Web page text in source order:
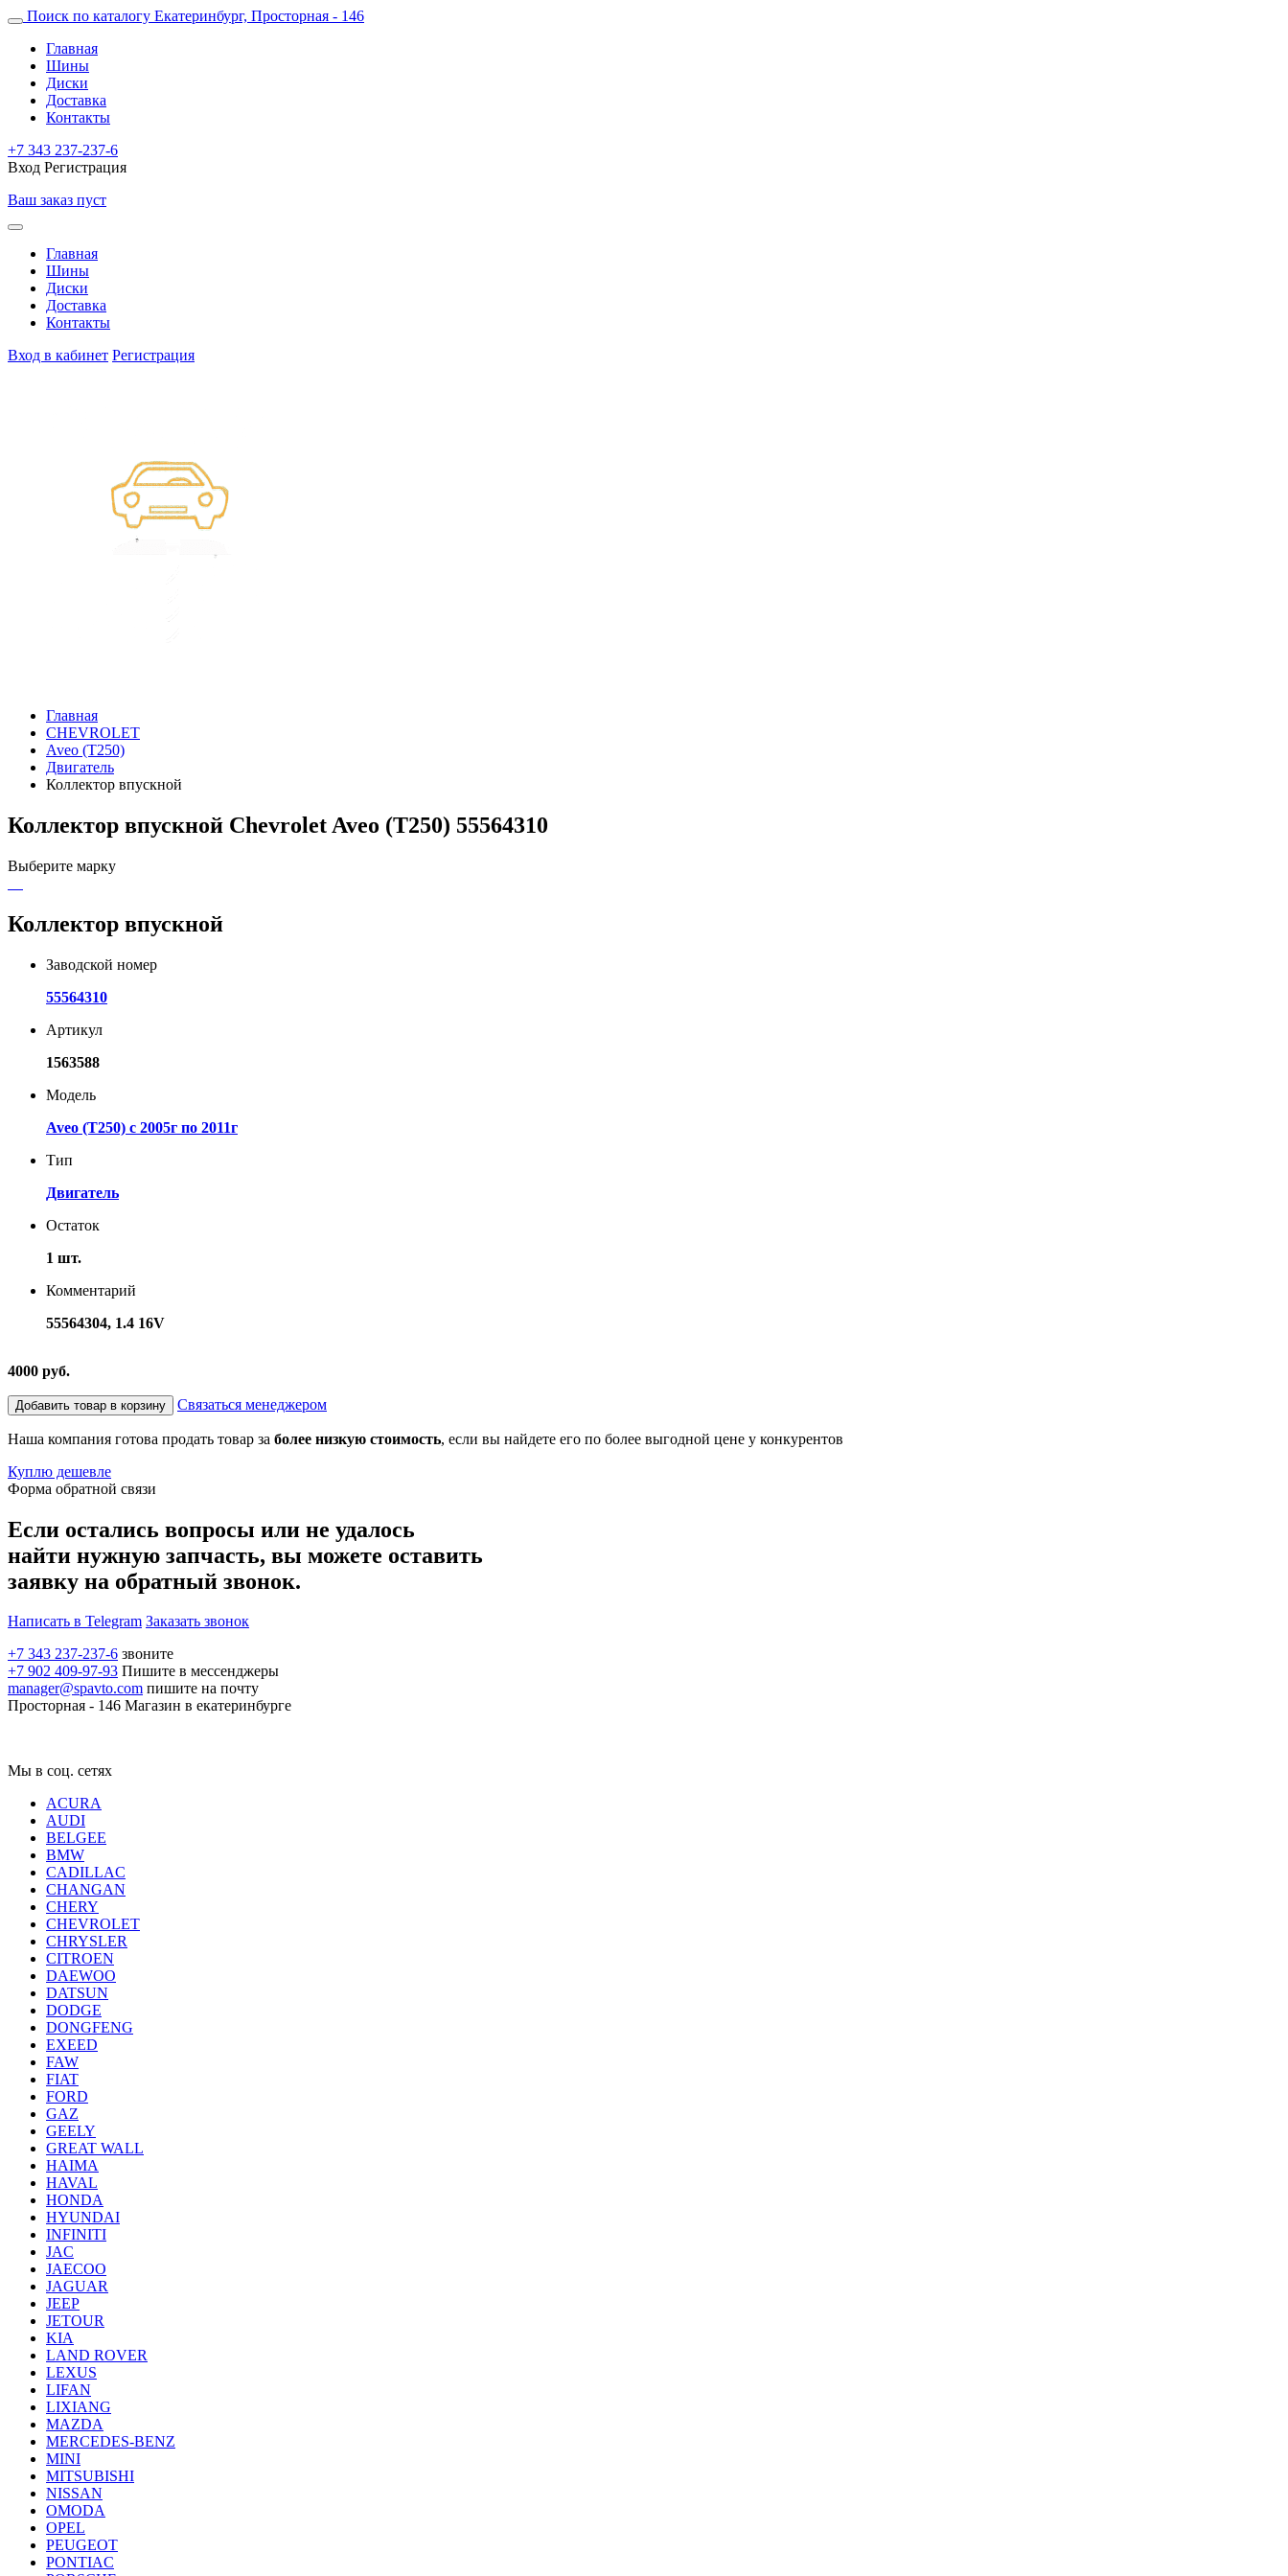
Поиск по каталогу Екатеринбург, Просторная - 146
Главная
Шины
Диски
Доставка
Контакты
+7 343 237-237-6
Вход Регистрация
Ваш заказ пуст
Главная
Шины
Диски
Доставка
Контакты
Вход в кабинет Регистрация
Главная
CHEVROLET
Aveo (T250)
Двигатель
Коллектор впускной
Коллектор впускной Chevrolet Aveo (T250) 55564310
Выберите марку
Коллектор впускной
Заводской номер
55564310
Артикул
1563588
Модель
Aveo (T250) с 2005г по 2011г
Тип
Двигатель
Остаток
1 шт.
Комментарий
55564304, 1.4 16V
4000 руб.
Добавить товар в корзину Связаться менеджером
Наша компания готова продать товар за более низкую стоимость, если вы найдете его по более выгодной цене у конкурентов
Куплю дешевле
Форма обратной связи
Если остались вопросы или не удалось
найти нужную запчасть, вы можете оставить
заявку на обратный звонок.
Написать в Telegram Заказать звонок
+7 343 237-237-6 звоните
+7 902 409-97-93 Пишите в мессенджеры
manager@spavto.com пишите на почту
Просторная - 146 Магазин в екатеринбурге
Мы в соц. сетях
ACURA
AUDI
BELGEE
BMW
CADILLAC
CHANGAN
CHERY
CHEVROLET
CHRYSLER
CITROEN
DAEWOO
DATSUN
DODGE
DONGFENG
EXEED
FAW
FIAT
FORD
GAZ
GEELY
GREAT WALL
HAIMA
HAVAL
HONDA
HYUNDAI
INFINITI
JAC
JAECOO
JAGUAR
JEEP
JETOUR
KIA
LAND ROVER
LEXUS
LIFAN
LIXIANG
MAZDA
MERCEDES-BENZ
MINI
MITSUBISHI
NISSAN
OMODA
OPEL
PEUGEOT
PONTIAC